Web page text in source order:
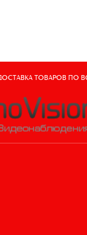
ТОВАРОВ ПО